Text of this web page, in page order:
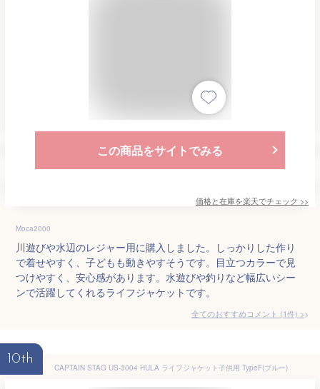
この商品をサイトでみる
価格と在庫を楽天でチェック >>
Moca2000
川遊びや水辺のレジャー用に購入しました。しっかりした作り
で着せやすく、子どもも動きやすそうです。目立つカラーで見
つけやすく、安心感があります。水遊びや釣りなど幅広いシー
ンで活躍してくれるライフジャケットです。
全てのおすすめコメント (1件) >
10th
CAPTAIN STAG US-3004 HULA ライフジャケット子供用 TypeF(ブルー)